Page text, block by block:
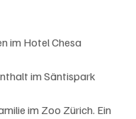
im Hotel Chesa
im Säntispark
im Zoo Zürich. Ein